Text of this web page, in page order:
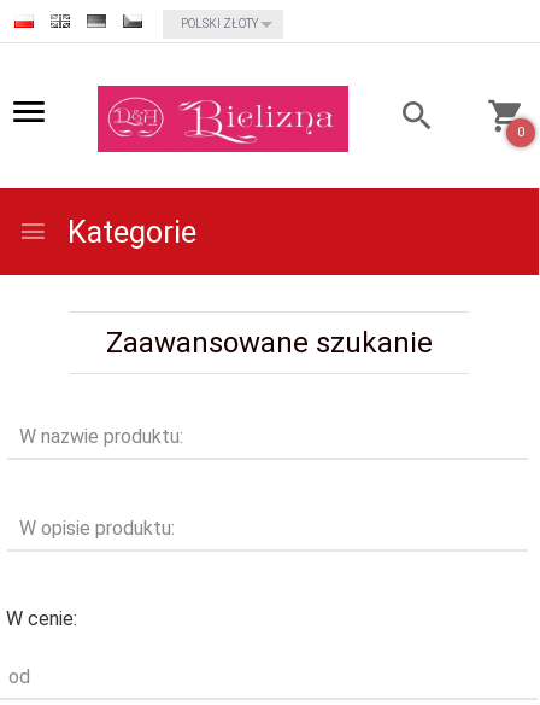
currency_h
POLSKI ZŁOTY
0
Kategorie
Zaawansowane szukanie
W nazwie produktu:
W opisie produktu:
W cenie:
od